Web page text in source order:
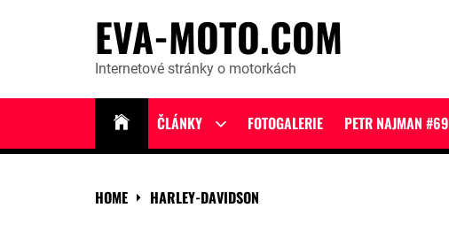
EVA-MOTO.COM
Internetové stránky o motorkách
ČLÁNKY
Show
menu
FOTOGALERIE PETR NAJMAN #69
HOME HARLEY-DAVIDSON